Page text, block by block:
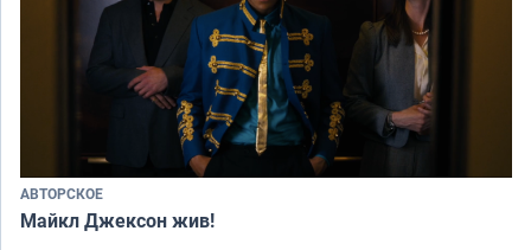
АВТОРСКОЕ
Майкл Джексон жив!